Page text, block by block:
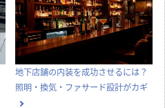
ナフサショックで店舗開業が間に合
わない？内装費用高騰と工期遅延へ